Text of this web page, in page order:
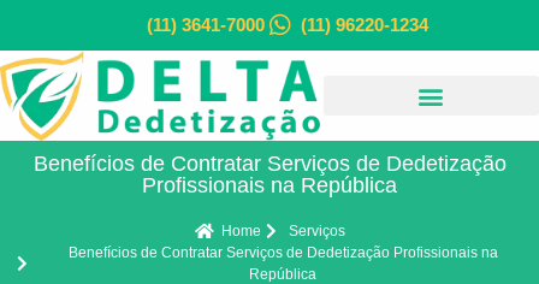
(11) 3641-7000 (11) 96220-1234
Benefícios de Contratar Serviços de Dedetização
Profissionais na República
Home
Serviços
Benefícios de Contratar Serviços de Dedetização Profissionais na
República